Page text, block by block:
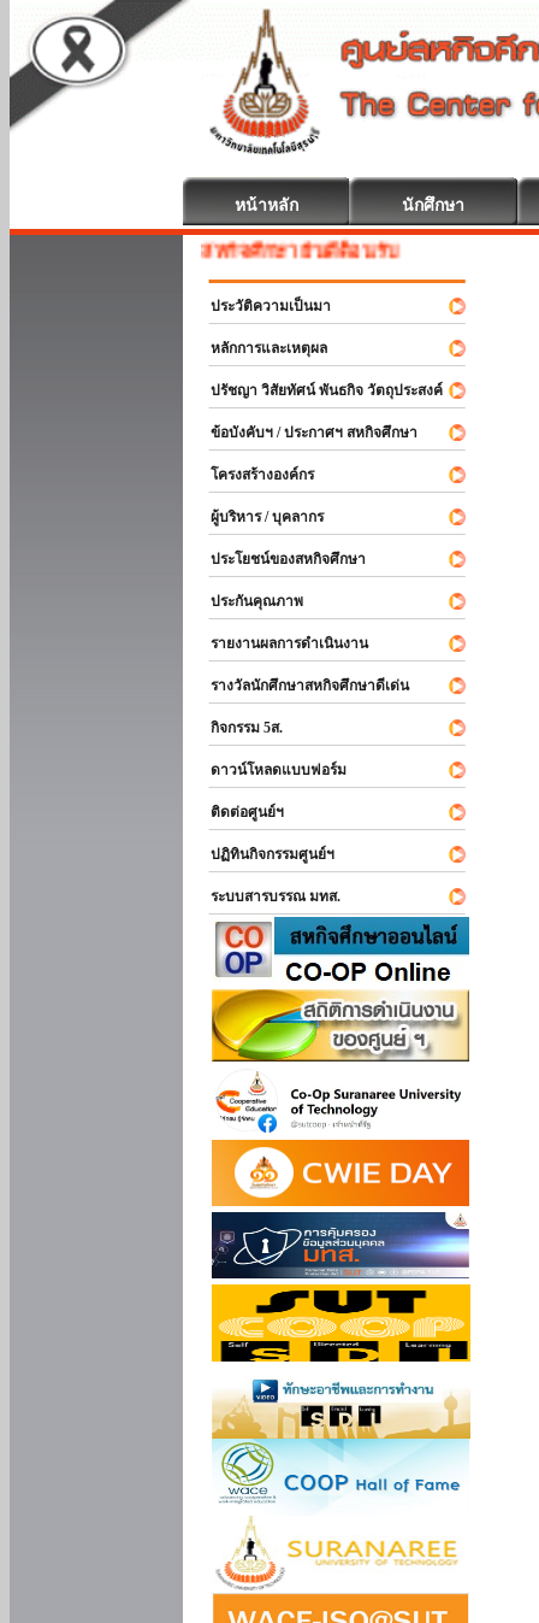
หน้าหลัก นักศึกษา
สหกิจศึกษา ยินดีต้อนรับ
ประวัติความเป็นมา
หลักการและเหตุผล
ปรัชญา วิสัยทัศน์ พันธกิจ วัตถุประสงค์
ข้อบังคับฯ / ประกาศฯ สหกิจศึกษา
โครงสร้างองค์กร
ผู้บริหาร / บุคลากร
ประโยชน์ของสหกิจศึกษา
ประกันคุณภาพ
รายงานผลการดำเนินงาน
รางวัลนักศึกษาสหกิจศึกษาดีเด่น
กิจกรรม 5ส.
ดาวน์โหลดแบบฟอร์ม
ติดต่อศูนย์ฯ
ปฏิทินกิจกรรมศูนย์ฯ
ระบบสารบรรณ มทส.